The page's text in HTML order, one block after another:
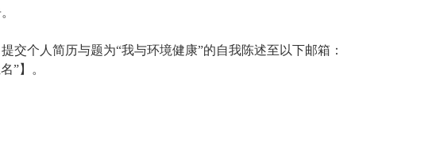
。
提交个人简历与题为“我与环境健康”的自我陈述至以下邮箱 ：
”】。